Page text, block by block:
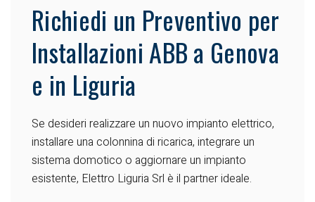
Richiedi un Preventivo per
Installazioni ABB a Genova
e in Liguria
Se desideri realizzare un nuovo impianto elettrico,
installare una colonnina di ricarica, integrare un
sistema domotico o aggiornare un impianto
esistente, Elettro Liguria Srl è il partner ideale.